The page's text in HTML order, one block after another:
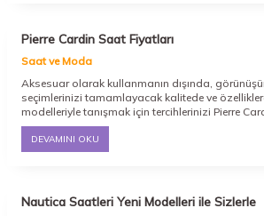
Pierre Cardin Saat Fiyatları
Saat ve Moda
Aksesuar olarak kullanmanın dışında,
seçimlerinizi tamamlayacak kalitede ve
modelleriyle tanışmak için tercihlerinizi Pierre
koleksiyonlarından yana kullanabilirsiniz.
tanımadığını vurgulayan ve yansıtan bu
olmuştur.
DEVAMINI OKU
Nautica Saatleri Yeni Modelleri ile Sizlerle